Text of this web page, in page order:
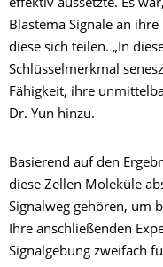
effektiv aussetzte. Es
Blastema Signale an
diese sich teilen. „In
Schlüsselmerkmal
Fähigkeit, ihre
Dr. Yun hinzu.
Basierend auf den
diese Zellen Moleküle
Signalweg gehören, um
Ihre anschließenden
Signalgebung zweifach